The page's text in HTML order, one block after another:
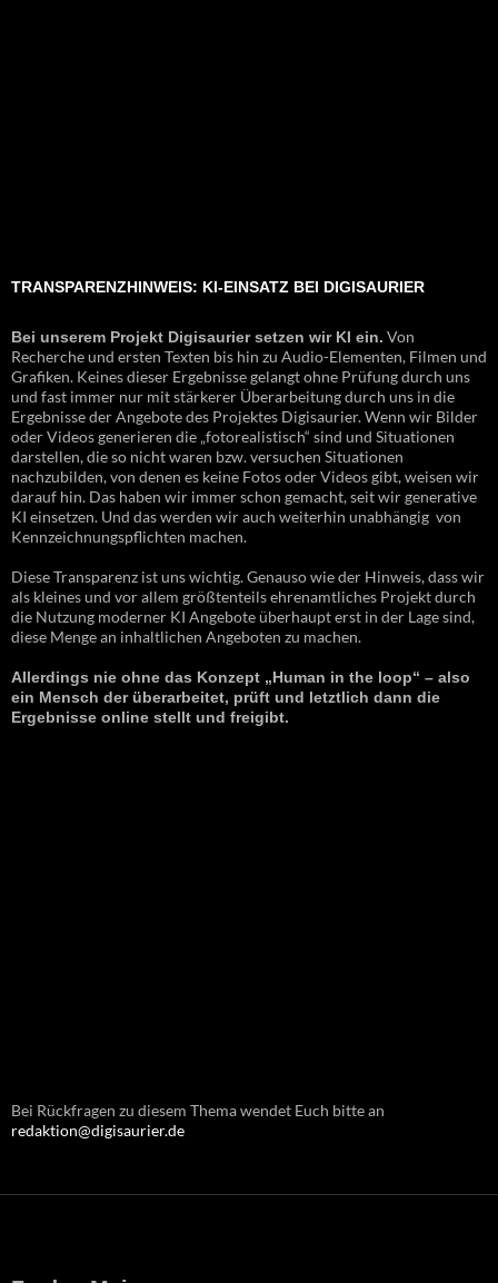
TRANSPARENZHINWEIS: KI-EINSATZ BEI DIGISAURIER
Bei unserem Projekt Digisaurier setzen wir KI ein. Von
Recherche und ersten Texten bis hin zu Audio-Elementen, Filmen und
Grafiken. Keines dieser Ergebnisse gelangt ohne Prüfung durch uns
und fast immer nur mit stärkerer Überarbeitung durch uns in die
Ergebnisse der Angebote des Projektes Digisaurier. Wenn wir Bilder
oder Videos generieren die „fotorealistisch“ sind und Situationen
darstellen, die so nicht waren bzw. versuchen Situationen
nachzubilden, von denen es keine Fotos oder Videos gibt, weisen wir
darauf hin. Das haben wir immer schon gemacht, seit wir generative
KI einsetzen. Und das werden wir auch weiterhin unabhängig von
Kennzeichnungspflichten machen.
Diese Transparenz ist uns wichtig. Genauso wie der Hinweis, dass wir
als kleines und vor allem größtenteils ehrenamtliches Projekt durch
die Nutzung moderner KI Angebote überhaupt erst in der Lage sind,
diese Menge an inhaltlichen Angeboten zu machen.
Allerdings nie ohne das Konzept „Human in the loop“ – also
ein Mensch der überarbeitet, prüft und letztlich dann die
Ergebnisse online stellt und freigibt.
Bei Rückfragen zu diesem Thema wendet Euch bitte an
redaktion@digisaurier.de